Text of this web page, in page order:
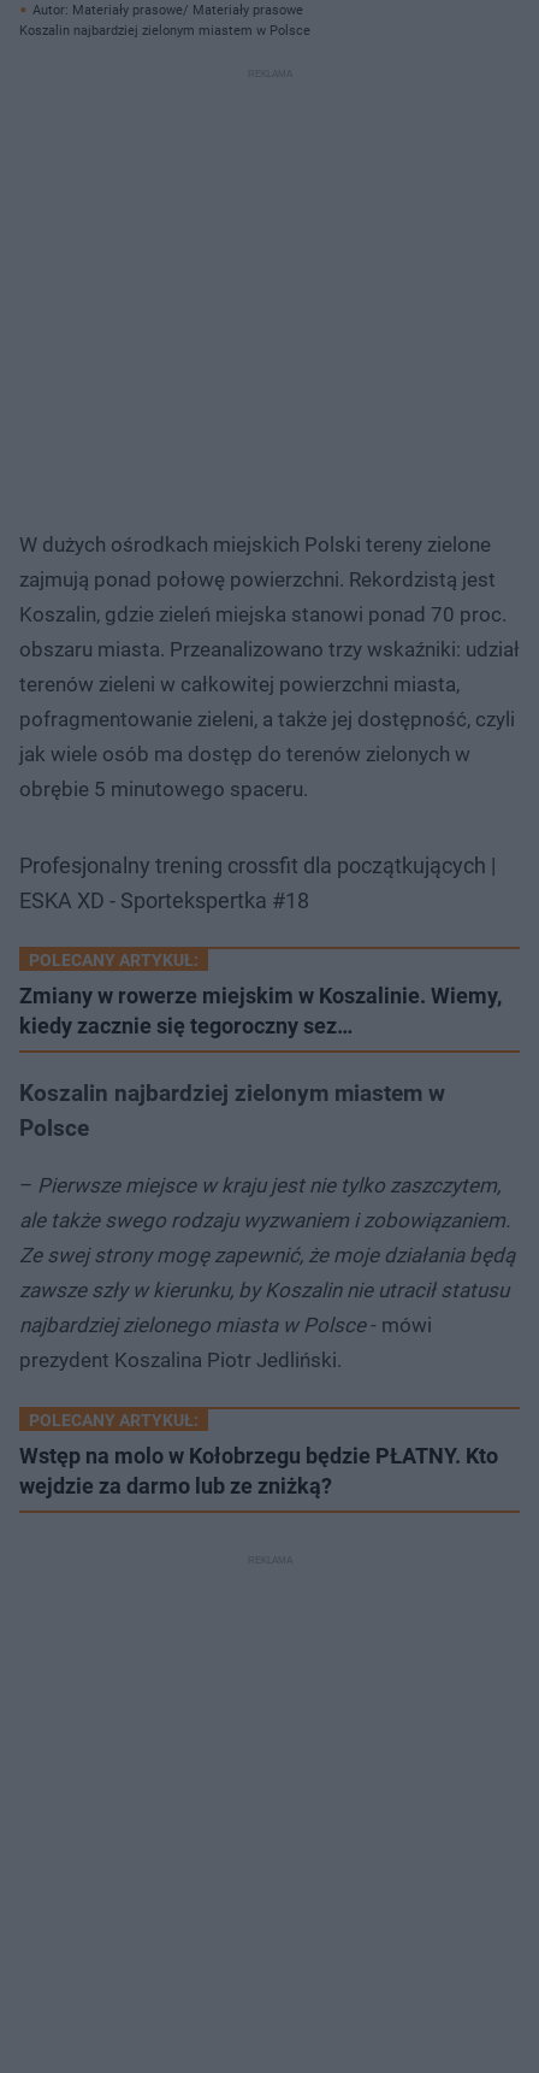
Autor: Materiały prasowe/ Materiały prasowe
Koszalin najbardziej zielonym miastem w Polsce
W dużych ośrodkach miejskich Polski tereny zielone
zajmują ponad połowę powierzchni. Rekordzistą jest
Koszalin, gdzie zieleń miejska stanowi ponad 70 proc.
obszaru miasta. Przeanalizowano trzy wskaźniki: udział
terenów zieleni w całkowitej powierzchni miasta,
pofragmentowanie zieleni, a także jej dostępność, czyli
jak wiele osób ma dostęp do terenów zielonych w
obrębie 5 minutowego spaceru.
Profesjonalny trening crossfit dla początkujących |
ESKA XD - Sportekspertka #18
POLECANY ARTYKUŁ:
Zmiany w rowerze miejskim w Koszalinie. Wiemy,
kiedy zacznie się tegoroczny sez…
Koszalin najbardziej zielonym miastem w
Polsce
– Pierwsze miejsce w kraju jest nie tylko zaszczytem,
ale także swego rodzaju wyzwaniem i zobowiązaniem.
Ze swej strony mogę zapewnić, że moje działania będą
zawsze szły w kierunku, by Koszalin nie utracił statusu
najbardziej zielonego miasta w Polsce- mówi
prezydent Koszalina Piotr Jedliński.
POLECANY ARTYKUŁ:
Wstęp na molo w Kołobrzegu będzie PŁATNY. Kto
wejdzie za darmo lub ze zniżką?